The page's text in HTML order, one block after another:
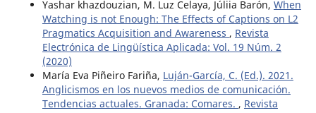
Yashar khazdouzian, M. Luz Celaya, Júliia Barón, When
Watching is not Enough: The Effects of Captions on L2
Pragmatics Acquisition and Awareness , Revista
Electrónica de Lingüística Aplicada: Vol. 19 Núm. 2
(2020)
María Eva Piñeiro Fariña, Luján-García, C. (Ed.). 2021.
Anglicismos en los nuevos medios de comunicación.
Tendencias actuales. Granada: Comares. , Revista